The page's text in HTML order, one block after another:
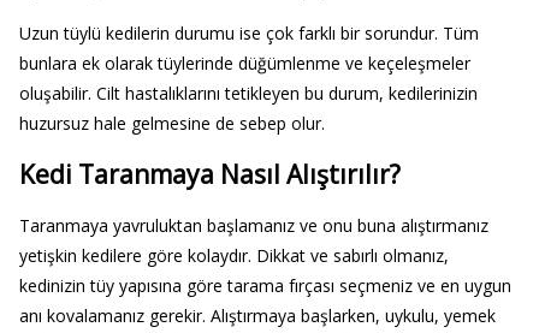
Uzun tüylü kedilerin durumu ise çok farklı bir sorundur. Tüm
bunlara ek olarak tüylerinde düğümlenme ve keçeleşmeler
oluşabilir. Cilt hastalıklarını tetikleyen bu durum, kedilerinizin
huzursuz hale gelmesine de sebep olur.
Kedi Taranmaya Nasıl Alıştırılır?
Taranmaya yavruluktan başlamanız ve onu buna alıştırmanız
yetişkin kedilere göre kolaydır. Dikkat ve sabırlı olmanız,
kedinizin tüy yapısına göre tarama fırçası seçmeniz ve en uygun
anı kovalamanız gerekir. Alıştırmaya başlarken, uykulu, yemek